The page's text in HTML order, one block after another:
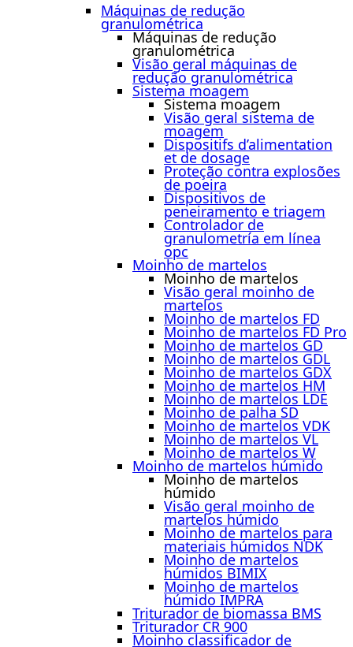
Máquinas de redução
granulométrica
Máquinas de redução
granulométrica
Visão geral máquinas de
redução granulométrica
Sistema moagem
Sistema moagem
Visão geral sistema de
moagem
Dispositifs d’alimentation
et de dosage
Proteção contra explosões
de poeira
Dispositivos de
peneiramento e triagem
Controlador de
granulometría em línea
opc
Moinho de martelos
Moinho de martelos
Visão geral moinho de
martelos
Moinho de martelos FD
Moinho de martelos FD Pro
Moinho de martelos GD
Moinho de martelos GDL
Moinho de martelos GDX
Moinho de martelos HM
Moinho de martelos LDE
Moinho de palha SD
Moinho de martelos VDK
Moinho de martelos VL
Moinho de martelos W
Moinho de martelos húmido
Moinho de martelos
húmido
Visão geral moinho de
martelos húmido
Moinho de martelos para
materiais húmidos NDK
Moinho de martelos
húmidos BIMIX
Moinho de martelos
húmido IMPRA
Triturador de biomassa BMS
Triturador CR 900
Moinho classificador de